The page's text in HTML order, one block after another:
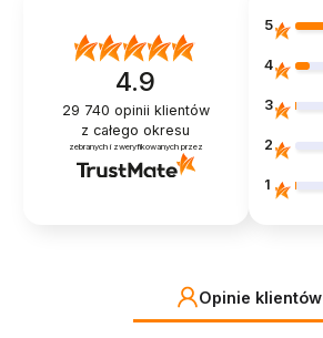
4.9
29 740 opinii klientów
z całego okresu
zebranych i zweryfikowanych przez
5
4
3
2
1
Opinie klientów